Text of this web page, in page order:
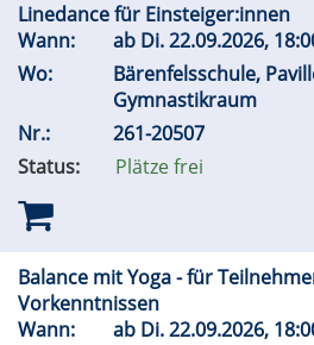
Linedance für Einsteiger:innen
Wann:
ab Di.22.09.2026,
Wo:
Bärenfelsschule,
Gymnastikraum
Nr.:
261-20507
Status:
Plätze frei
Balance mit Yoga - für
Vorkenntnissen
Wann:
ab Di.22.09.2026,